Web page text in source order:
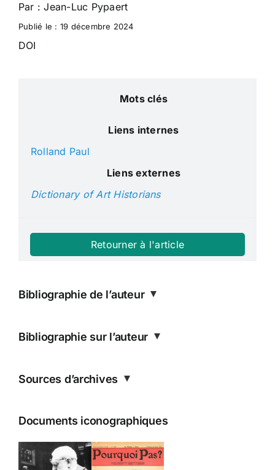
Search
Par : Jean-Luc Pypaert
Publié le : 19 décembre 2024
DOI
Mots clés
Liens internes
Rolland Paul
Liens externes
Dictionary of Art Historians
Retourner à l'article
Bibliographie de l’auteur
Bibliographie sur l’auteur
Sources d’archives
Documents iconographiques